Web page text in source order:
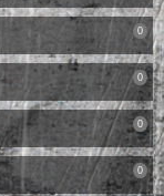
0
0
0
0